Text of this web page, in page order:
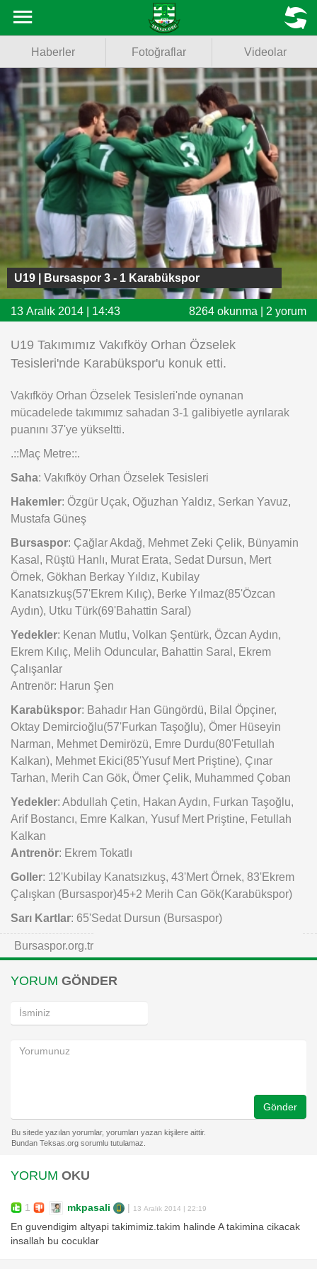
Fotoğraflar
Videolar
Basketbol
Voleybol
Puan Durumu
Fikstür
Facebook
Twitter
Instagram
iOS
MENU
Haberler Fotoğraflar Videolar
U19 | Bursaspor 3 - 1 Karabükspor
13 Aralık 2014 | 14:43 8264 okunma | 2 yorum
U19 Takımımız Vakıfköy Orhan Özselek
Tesisleri'nde Karabükspor'u konuk etti.
Vakıfköy Orhan Özselek Tesisleri'nde oynanan
mücadelede takımımız sahadan 3-1 galibiyetle ayrılarak
puanını 37'ye yükseltti.
.::Maç Metre::.
Saha: Vakıfköy Orhan Özselek Tesisleri
Hakemler: Özgür Uçak, Oğuzhan Yaldız, Serkan Yavuz,
Mustafa Güneş
Bursaspor: Çağlar Akdağ, Mehmet Zeki Çelik, Bünyamin
Kasal, Rüştü Hanlı, Murat Erata, Sedat Dursun, Mert
Örnek, Gökhan Berkay Yıldız, Kubilay
Kanatsızkuş(57'Ekrem Kılıç), Berke Yılmaz(85'Özcan
Aydın), Utku Türk(69'Bahattin Saral)
Yedekler: Kenan Mutlu, Volkan Şentürk, Özcan Aydın,
Ekrem Kılıç, Melih Oduncular, Bahattin Saral, Ekrem
Çalışanlar
Antrenör: Harun Şen
Karabükspor: Bahadır Han Güngördü, Bilal Öpçiner,
Oktay Demircioğlu(57'Furkan Taşoğlu), Ömer Hüseyin
Narman, Mehmet Demirözü, Emre Durdu(80'Fetullah
Kalkan), Mehmet Ekici(85'Yusuf Mert Priştine), Çınar
Tarhan, Merih Can Gök, Ömer Çelik, Muhammed Çoban
Yedekler: Abdullah Çetin, Hakan Aydın, Furkan Taşoğlu,
Arif Bostancı, Emre Kalkan, Yusuf Mert Priştine, Fetullah
Kalkan
Antrenör: Ekrem Tokatlı
Goller: 12'Kubilay Kanatsızkuş, 43'Mert Örnek, 83'Ekrem
Çalışkan (Bursaspor)45+2 Merih Can Gök(Karabükspor)
Sarı Kartlar: 65'Sedat Dursun (Bursaspor)
Bursaspor.org.tr
YORUM GÖNDER
Gönder
YORUM OKU
1 mkpasali | 13 Aralık 2014 | 22:19
En guvendigim altyapi takimimiz.takim halinde A takimina cikacak
insallah bu cocuklar